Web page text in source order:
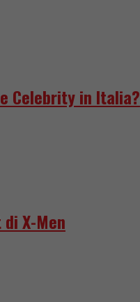
Celebrity in Italia?
X-Men